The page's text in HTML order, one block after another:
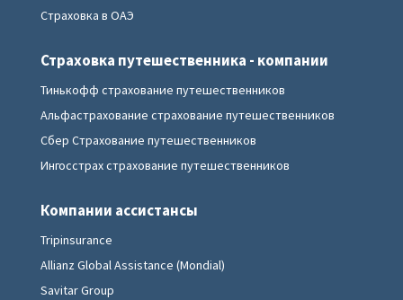
Страховка в ОАЭ
Страховка путешественника - компании
Тинькофф страхование путешественников
Альфастрахование страхование путешественников
Сбер Страхование путешественников
Ингосстрах страхование путешественников
Компании ассистансы
Tripinsurance
Allianz Global Assistance (Mondial)
Savitar Group